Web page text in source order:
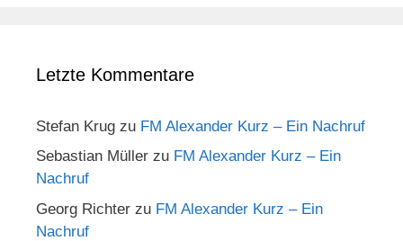
Letzte Kommentare
Stefan Krug zu FM Alexander Kurz – Ein Nachruf
Sebastian Müller zu FM Alexander Kurz – Ein
Nachruf
Georg Richter zu FM Alexander Kurz – Ein
Nachruf